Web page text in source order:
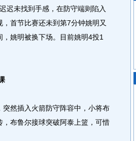
未找到手感，在防守端则陷入
首节比赛还未到第7分钟姚明又
姚明被换下场。目前姚明4投1
然插入火箭防守阵容中，小将布
布鲁尔接球突破阿泰上篮，可惜